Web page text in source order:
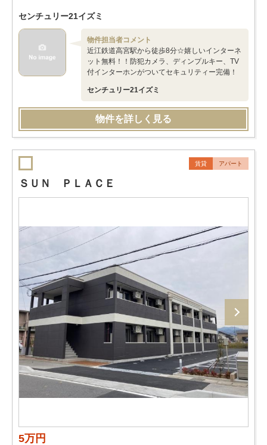
センチュリー21イズミ
物件担当者コメント
近江鉄道高宮駅から徒歩8分☆嬉しいインターネ
ット無料！！防犯カメラ、ディンプルキー、TV
付インターホンがついてセキュリティー完備！
センチュリー21イズミ
物件を詳しく見る
賃貸 アパート
ＳＵＮ ＰＬＡＣＥ
5万円